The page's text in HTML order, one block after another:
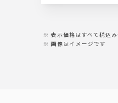
※
表示価格はすべて税込み
画像はイメージです